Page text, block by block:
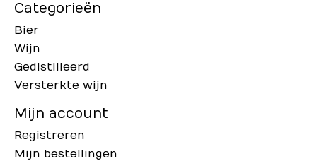
Categorieën
Bier
Wijn
Gedistilleerd
Versterkte wijn
Mijn account
Registreren
Mijn bestellingen